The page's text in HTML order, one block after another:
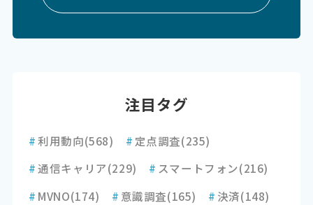
注目タグ
#利用動向(568) # 定点調査(235)
#通信キャリア(229) # スマートフォン(216)
# MVNO(174) # 意識調査(165) # 決済(148)